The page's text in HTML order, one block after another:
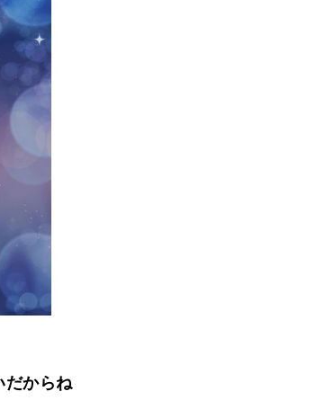
だからね